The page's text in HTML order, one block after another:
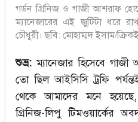
গর্ডন গ্রিনিজ ও গাজী আশরাফ
ম্যানেজারের এই জুটিটা ধরে
চৌধুরী। ছবি: মোহাম্মদ ইসাম/
শুভ্র: ম্যানেজার হিসেবে
তো ছিল আইসিসি ট্রফি
থেকে আমাদের মনে
গ্রিনিজ-লিপু টিমওয়ার্কের